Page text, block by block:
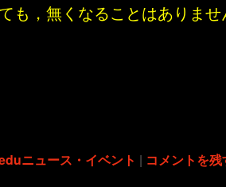
も，無くなることはありませ
ニュース・イベント | コメントを残